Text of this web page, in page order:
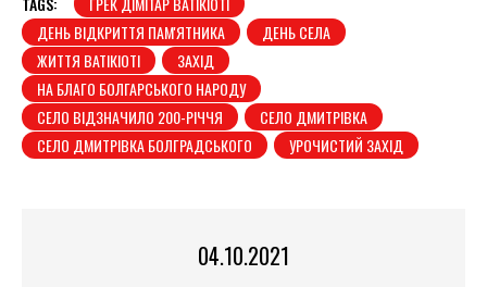
ДЕНЬ ВІДКРИТТЯ ПАМ'ЯТНИКА
ДЕНЬ СЕЛА
ЖИТТЯ ВАТІКІОТІ
ЗАХІД
НА БЛАГО БОЛГАРСЬКОГО НАРОДУ
СЕЛО ВІДЗНАЧИЛО 200-РІЧЧЯ
СЕЛО ДМИТРІВКА
СЕЛО ДМИТРІВКА БОЛГРАДСЬКОГО
УРОЧИСТИЙ ЗАХІД
04.10.2021